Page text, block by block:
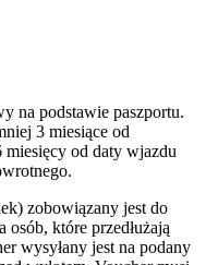
na podstawie paszportu.
3 miesiące od
od daty wjazdu
zobowiązany jest do
które przedłużają
wysyłany jest na podany